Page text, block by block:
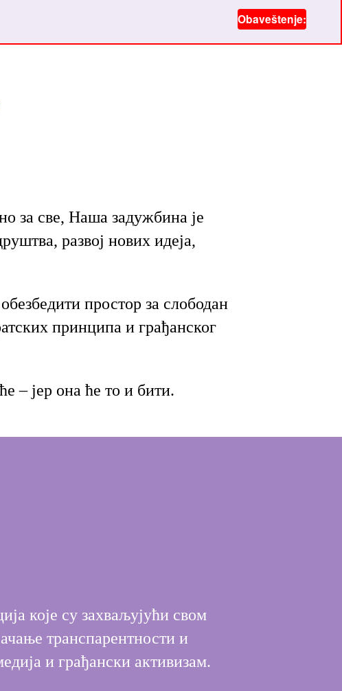
Obaveštenje:
Produžava
за све, Наша задужбина је
развој нових идеја,
простор за слободан
принципа и грађанског
– јер она ће то и бити.
које су захваљујући свом
транспарентности и
и грађански активизам.